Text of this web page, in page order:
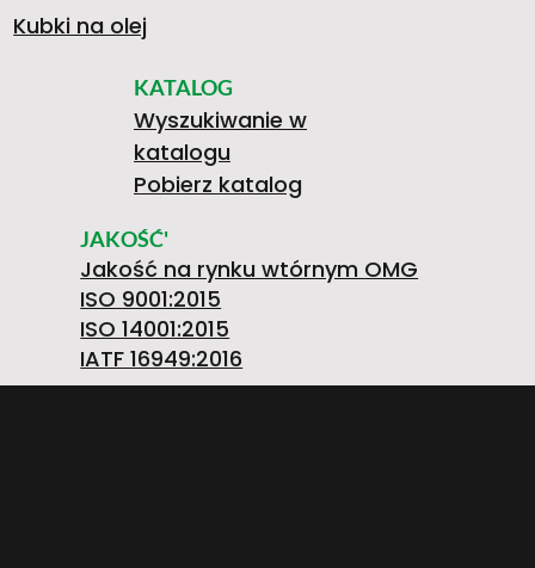
Kubki na olej
KATALOG
Wyszukiwanie w
katalogu
Pobierz katalog
JAKOŚĆ'
Jakość na rynku wtórnym OMG
ISO 9001:2015
ISO 14001:2015
IATF 16949:2016